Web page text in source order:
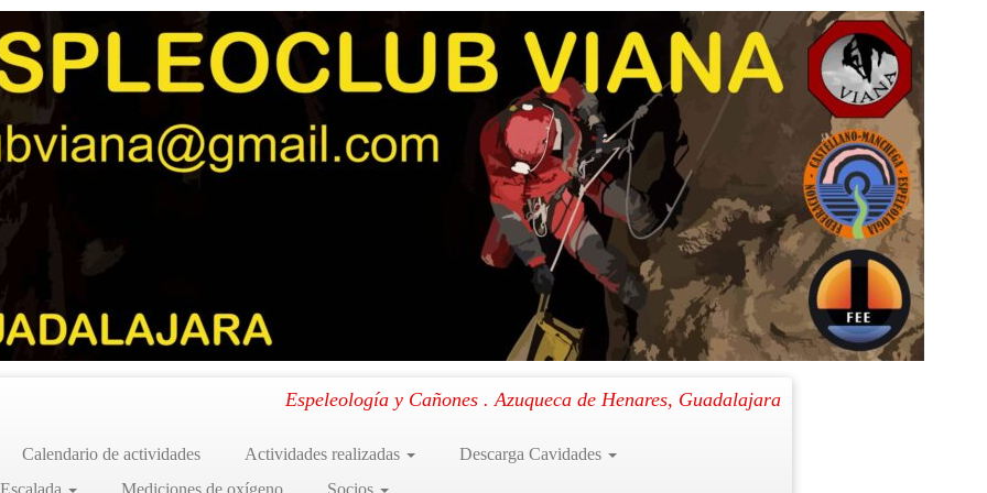
Espeleología y Cañones . Azuqueca de Henares, Guadalajara
Calendario de actividades Actividades realizadas
Descarga Cavidades
Mediciones de oxígeno Socios
»P1030127
[Red del Silencio] (03-01-2015)
Siguiente →